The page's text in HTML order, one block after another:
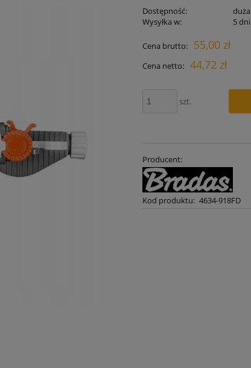
Dostępność:
Wysyłka w:
5 dni
Cena brutto: 55,00 zł
Cena netto: 44,72 zł
szt.
Producent:
Kod produktu: 4634-918FD